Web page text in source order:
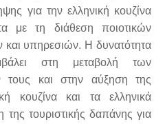
για την ελληνική κουζίνα
με τη διάθεση ποιοτικών
και υπηρεσιών. Η δυνατότητα
στη μεταβολή των
τους και στην αύξηση της
κουζίνα και τα ελληνικά
της τουριστικής δαπάνης για